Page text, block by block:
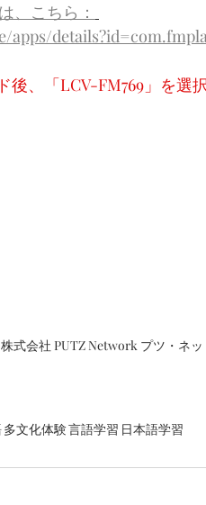
、こちら：
apps/
、「LCV-FM769」を選
株式会社 PUTZ Network プツ・ネッ
多文化体験言語学習 日本語学習